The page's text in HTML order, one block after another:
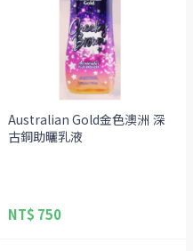
Australian Gold金色澳洲 深
古銅助曬乳液
NT$ 750